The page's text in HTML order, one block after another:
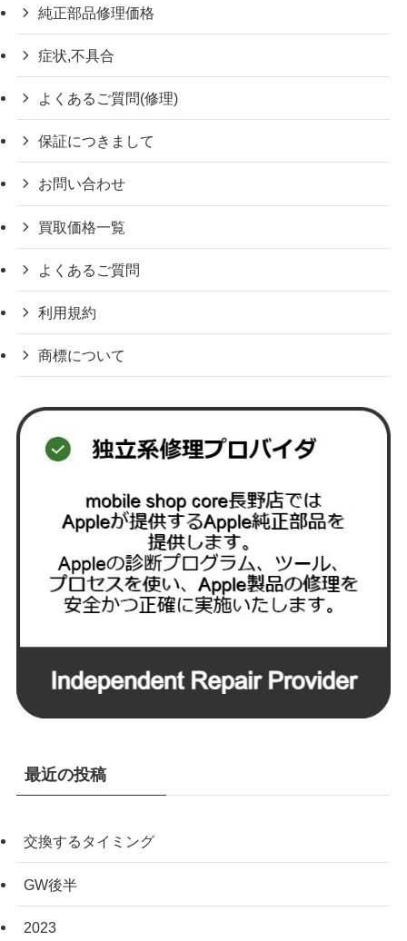
純正部品修理価格
症状,不具合
よくあるご質問(修理)
保証につきまして
お問い合わせ
買取価格一覧
よくあるご質問
利用規約
商標について
最近の投稿
交換するタイミング
GW後半
2023